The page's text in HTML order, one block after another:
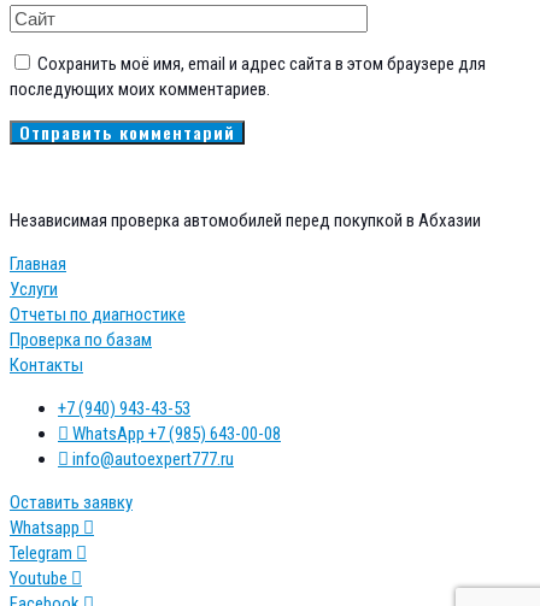
Сохранить моё имя, email и адрес сайта в этом браузере для
последующих моих комментариев.
Независимая проверка автомобилей перед покупкой в Абхазии
Главная
Услуги
Отчеты по диагностике
Проверка по базам
Контакты
+7 (940) 943-43-53
WhatsApp +7 (985) 643-00-08
info@autoexpert777.ru
Оставить заявку
Whatsapp
Telegram
Youtube